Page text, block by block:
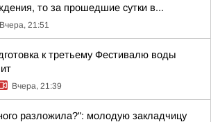
то за прошедшие сутки в...
Вчера, 21:51
к третьему Фестивалю воды
Вчера, 21:39
разложила?": молодую закладчицу